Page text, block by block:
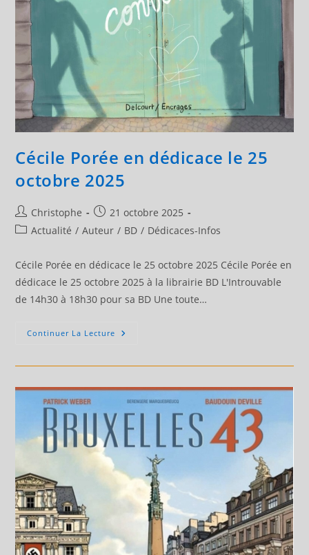
Cécile Porée en dédicace le 25
octobre 2025
Auteur/autrice
de
Christophe
Publication
publiée :
21 octobre 2025
PostActualité / Auteur / BD / Dédicaces-Infos
Cécile Porée en dédicace le 25 octobre 2025 Cécile Porée en
dédicace le 25 octobre 2025 à la librairie BD L'Introuvable
de 14h30 à 18h30 pour sa BD Une toute…
Continuer La Lecture Cécile
Octobre
2025